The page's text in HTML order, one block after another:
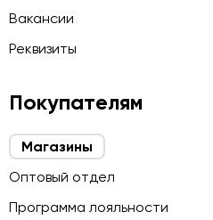
Вакансии
Реквизиты
Покупателям
Магазины
Оптовый отдел
Программа лояльности